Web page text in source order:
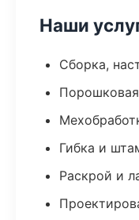
Наши
Сборка,
Гибка и
Раскрой и